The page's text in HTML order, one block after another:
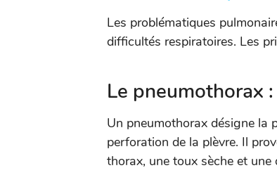
Les problématiques
difficultés respiratoires. Les
Le pneumothorax :
Un pneumothorax désigne la
perforation de la plèvre. Il
thorax, une toux sèche et une